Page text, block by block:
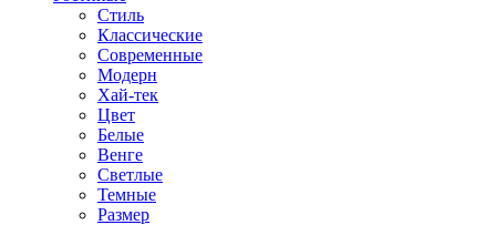
Стиль
Классические
Современные
Модерн
Хай-тек
Цвет
Белые
Венге
Светлые
Темные
Размер